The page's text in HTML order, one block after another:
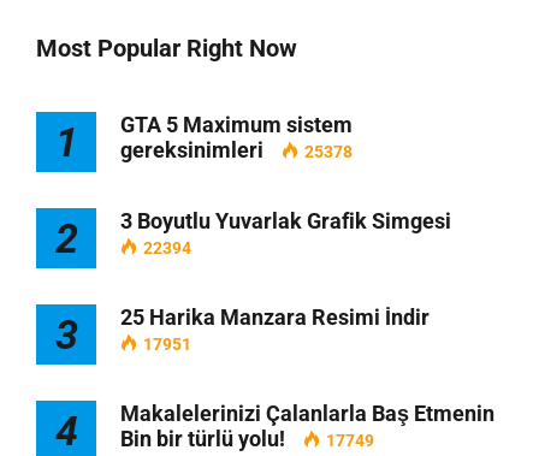
Most Popular Right Now
1
GTA 5 Maximum sistem
gereksinimleri
25378
2 3 Boyutlu Yuvarlak Grafik Simgesi
22394
3 25 Harika Manzara Resimi İndir
17951
4
Makalelerinizi Çalanlarla Baş Etmenin
Bin bir türlü yolu!
17749